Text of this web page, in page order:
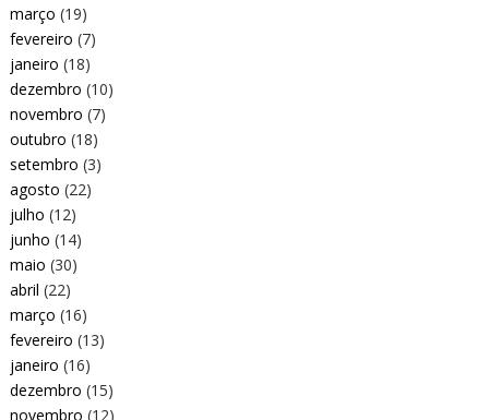
março (19)
fevereiro (7)
janeiro (18)
dezembro (10)
novembro (7)
outubro (18)
setembro (3)
agosto (22)
julho (12)
junho (14)
maio (30)
abril (22)
março (16)
fevereiro (13)
janeiro (16)
dezembro (15)
novembro (12)